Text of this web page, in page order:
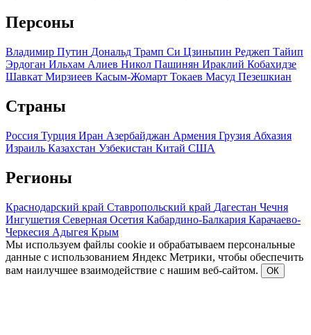
Персоны
Владимир Путин Дональд Трамп Си Цзиньпин Реджеп Тайип
Эрдоган Ильхам Алиев Никол Пашинян Ираклий Кобахидзе
Шавкат Мирзиеев Касым-Жомарт Токаев Масуд Пезешкиан
Страны
Россия Турция Иран Азербайджан Армения Грузия Абхазия
Израиль Казахстан Узбекистан Китай США
Регионы
Краснодарский край Ставропольский край Дагестан Чечня
Ингушетия Северная Осетия Кабардино-Балкария Карачаево-
Черкесия Адыгея Крым
Мы используем файлы cookie и обрабатываем персональные
данные с использованием Яндекс Метрики, чтобы обеспечить
вам наилучшее взаимодействие с нашим веб-сайтом.
ОК